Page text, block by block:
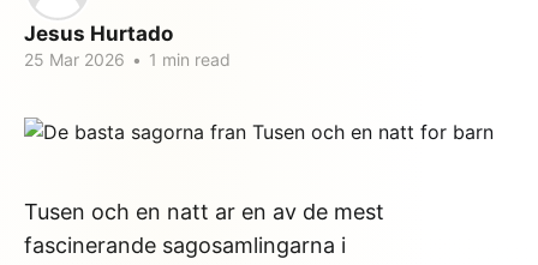
Jesus Hurtado
25 Mar 2026 • 1 min read
Tusen och en natt ar en av de mest
fascinerande sagosamlingarna i